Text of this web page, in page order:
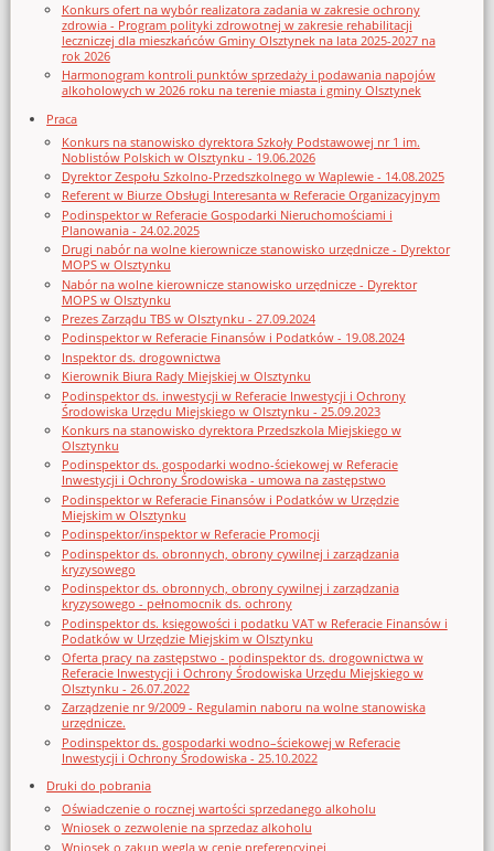
Konkurs ofert na wybór realizatora zadania w zakresie ochrony
zdrowia - Program polityki zdrowotnej w zakresie rehabilitacji
leczniczej dla mieszkańców Gminy Olsztynek na lata 2025-2027 na
rok 2026
Harmonogram kontroli punktów sprzedaży i podawania napojów
alkoholowych w 2026 roku na terenie miasta i gminy Olsztynek
Praca
Konkurs na stanowisko dyrektora Szkoły Podstawowej nr 1 im.
Noblistów Polskich w Olsztynku - 19.06.2026
Dyrektor Zespołu Szkolno-Przedszkolnego w Waplewie - 14.08.2025
Referent w Biurze Obsługi Interesanta w Referacie Organizacyjnym
Podinspektor w Referacie Gospodarki Nieruchomościami i
Planowania - 24.02.2025
Drugi nabór na wolne kierownicze stanowisko urzędnicze - Dyrektor
MOPS w Olsztynku
Nabór na wolne kierownicze stanowisko urzędnicze - Dyrektor
MOPS w Olsztynku
Prezes Zarządu TBS w Olsztynku - 27.09.2024
Podinspektor w Referacie Finansów i Podatków - 19.08.2024
Inspektor ds. drogownictwa
Kierownik Biura Rady Miejskiej w Olsztynku
Podinspektor ds. inwestycji w Referacie Inwestycji i Ochrony
Środowiska Urzędu Miejskiego w Olsztynku - 25.09.2023
Konkurs na stanowisko dyrektora Przedszkola Miejskiego w
Olsztynku
Podinspektor ds. gospodarki wodno-ściekowej w Referacie
Inwestycji i Ochrony Środowiska - umowa na zastępstwo
Podinspektor w Referacie Finansów i Podatków w Urzędzie
Miejskim w Olsztynku
Podinspektor/inspektor w Referacie Promocji
Podinspektor ds. obronnych, obrony cywilnej i zarządzania
kryzysowego
Podinspektor ds. obronnych, obrony cywilnej i zarządzania
kryzysowego - pełnomocnik ds. ochrony
Podinspektor ds. księgowości i podatku VAT w Referacie Finansów i
Podatków w Urzędzie Miejskim w Olsztynku
Oferta pracy na zastępstwo - podinspektor ds. drogownictwa w
Referacie Inwestycji i Ochrony Środowiska Urzędu Miejskiego w
Olsztynku - 26.07.2022
Zarządzenie nr 9/2009 - Regulamin naboru na wolne stanowiska
urzędnicze.
Podinspektor ds. gospodarki wodno–ściekowej w Referacie
Inwestycji i Ochrony Środowiska - 25.10.2022
Druki do pobrania
Oświadczenie o rocznej wartości sprzedanego alkoholu
Wniosek o zezwolenie na sprzedaz alkoholu
Wniosek o zakup węgla w cenie preferencyjnej